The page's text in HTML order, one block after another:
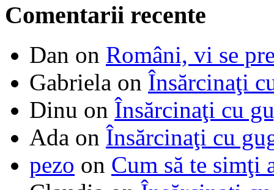
Comentarii recente
Dan on Români, vi se
Gabriela on Însărcinaţi
Dinu on Însărcinaţi cu
Ada on Însărcinaţi cu
pezo on Cum să te simţi